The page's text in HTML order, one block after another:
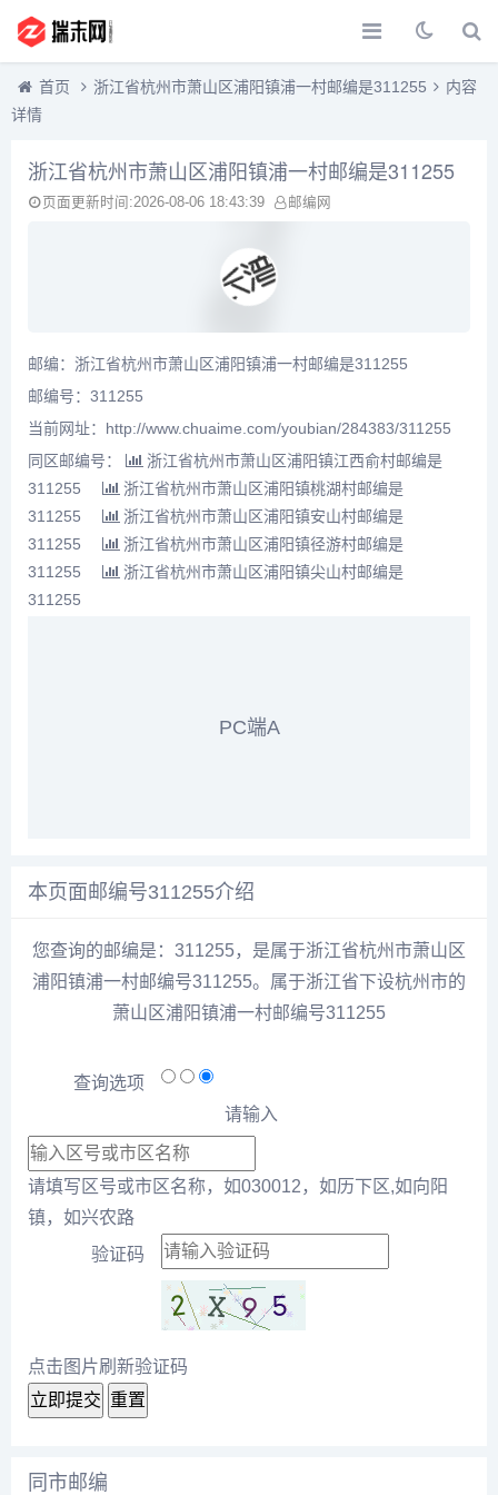
首页 浙江省杭州市萧山区浦阳镇浦一村邮编是311255
内容
详情
浙江省杭州市萧山区浦阳镇浦一村邮编是311255
页面更新时间:2026-08-06 18:43:39 邮编网
邮编：浙江省杭州市萧山区浦阳镇浦一村邮编是311255
邮编号：311255
当前网址：http://www.chuaime.com/youbian/284383/311255
同区邮编号：
浙江省杭州市萧山区浦阳镇江西俞村邮编是
311255
浙江省杭州市萧山区浦阳镇桃湖村邮编是
311255
浙江省杭州市萧山区浦阳镇安山村邮编是
311255
浙江省杭州市萧山区浦阳镇径游村邮编是
311255
浙江省杭州市萧山区浦阳镇尖山村邮编是
311255
PC端A
本页面邮编号311255介绍
您查询的邮编是：311255，是属于浙江省杭州市萧山区
浦阳镇浦一村邮编号311255。属于浙江省下设杭州市的
萧山区浦阳镇浦一村邮编号311255
查询选项
请输入
请填写区号或市区名称，如030012，如历下区,如向阳
镇，如兴农路
验证码
点击图片刷新验证码
立即提交 重置
同市邮编